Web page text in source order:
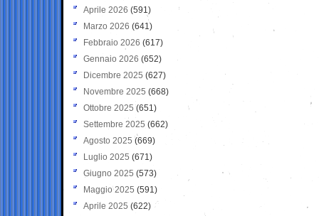
Aprile 2026 (591)
Marzo 2026 (641)
Febbraio 2026 (617)
Gennaio 2026 (652)
Dicembre 2025 (627)
Novembre 2025 (668)
Ottobre 2025 (651)
Settembre 2025 (662)
Agosto 2025 (669)
Luglio 2025 (671)
Giugno 2025 (573)
Maggio 2025 (591)
Aprile 2025 (622)